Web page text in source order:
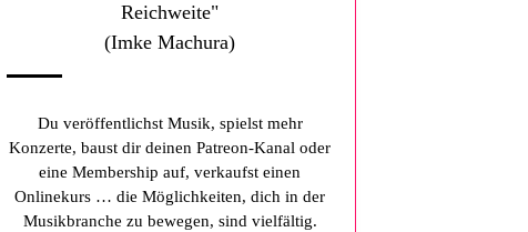
Reichweite"
(Imke Machura)
Du veröffentlichst Musik, spielst mehr
Konzerte, baust dir deinen Patreon-Kanal oder
eine Membership auf, verkaufst einen
Onlinekurs … die Möglichkeiten, dich in der
Musikbranche zu bewegen, sind vielfältig.